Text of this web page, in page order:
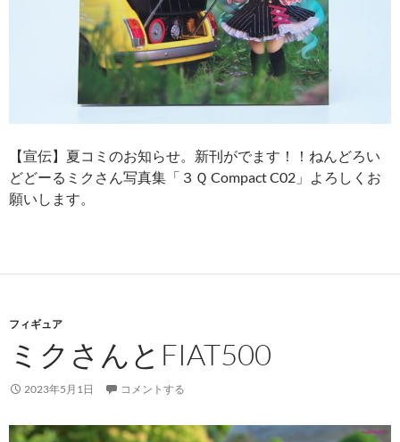
【宣伝】夏コミのお知らせ。新刊がでます！！ねんどろい
どどーるミクさん写真集「３Ｑ Compact C02」よろしくお
願いします。
フィギュア
ミクさんとFIAT500
2023年5月1日 コメントする